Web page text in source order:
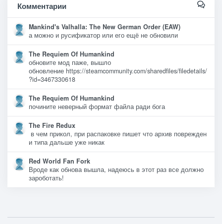
Комментарии
Mankind's Valhalla: The New German Order (EAW)
а можно и русификатор или его ещё не обновили
The Requiem Of Humankind
обновите мод паже, вышло
обновление https://steamcommunity.com/sharedfiles/filedetails/
?id=3467330618
The Requiem Of Humankind
почините неверный формат файла ради бога
The Fire Redux
в чем прикол, при распаковке пишет что архив поврежден
и типа дальше уже никак
Red World Fan Fork
Вроде как обнова вышла, надеюсь в этот раз все должно
зароботать!